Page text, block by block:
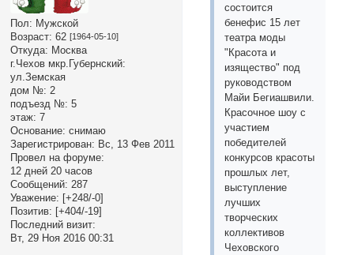
Пол: Мужской
Возраст: 62 [1964-05-10]
Откуда: Москва
г.Чехов мкр.Губернский:
ул.Земская
дом №: 2
подъезд №: 5
этаж: 7
Основание: снимаю
Зарегистрирован: Вс, 13 Фев 2011
Провел на форуме:
12 дней 20 часов
Сообщений: 287
Уважение: [+248/-0]
Позитив: [+404/-19]
Последний визит:
Вт, 29 Ноя 2016 00:31
состоится
бенефис 15 лет
театра моды
"Красота и
изящество" под
руководством
Майи Бегиашвили.
Красочное шоу с
участием
победителей
конкурсов красоты
прошлых лет,
выступление
лучших
творческих
коллективов
Чеховского